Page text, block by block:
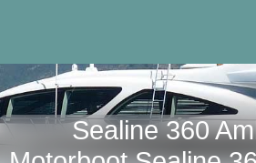
Sealine 360